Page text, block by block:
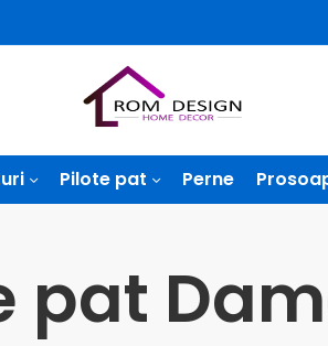
Pilote pat Perne
pat